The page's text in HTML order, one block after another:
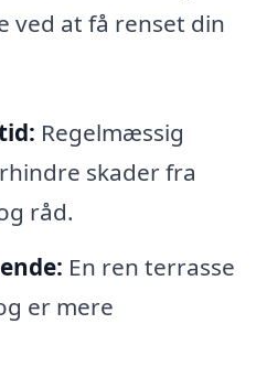
ved at få renset din
Regelmæssig
skader fra
råd.
En ren terrasse
er mere